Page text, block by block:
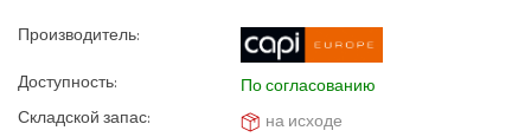
Производитель:
Доступность:
По согласованию
Складской запас:
на исходе